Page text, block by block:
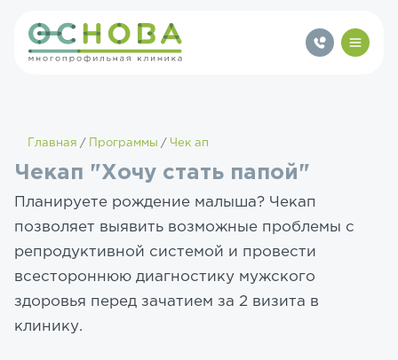
Главная Программы Чек ап
Чекап "Хочу стать папой"
Планируете рождение малыша? Чекап
позволяет выявить возможные проблемы с
репродуктивной системой и провести
всестороннюю диагностику мужского
здоровья перед зачатием за 2 визита в
клинику.